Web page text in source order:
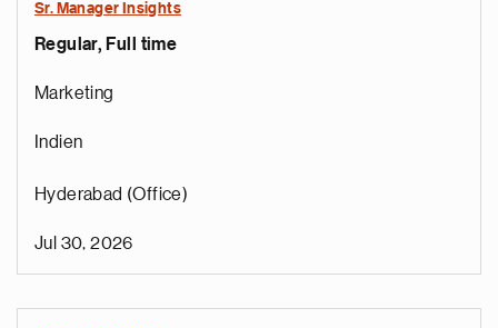
Sr. Manager Insights
Regular, Full time
Marketing
Indien
Hyderabad (Office)
Jul 30, 2026